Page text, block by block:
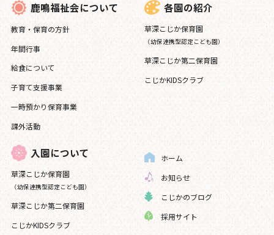
鹿鳴福祉会について
教育・保育の方針
年間行事
給食について
子育て支援事業
一時預かり保育事業
課外活動
各園の紹介
草深こじか保育園
（幼保連携型認定こども園）
草深こじか第二保育園
こじかKIDSクラブ
入園について
草深こじか保育園
（幼保連携型認定こども園）
草深こじか第二保育園
こじかKIDSクラブ
ホーム
お知らせ
こじかのブログ
採用サイト